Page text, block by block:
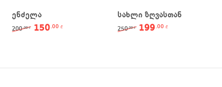
ენძელა
200.00₾ Original price was: 200.00 ₾.
150 .00 ₾ Current price is: 150.00 ₾.
სახლი ზღვასთან
250.00₾ Original price was:
199.00₾